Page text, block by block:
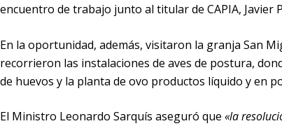
encuentro de trabajo junto al titular de CAPIA, Javier
En la oportunidad, además, visitaron la granja San
recorrieron las instalaciones de aves de postura,
de huevos y la planta de ovo productos líquido y en
El Ministro Leonardo Sarquís aseguró que «la